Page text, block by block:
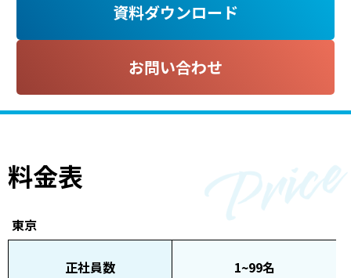
資料ダウンロード
お問い合わせ
料金表
東京
正社員数 1~99名